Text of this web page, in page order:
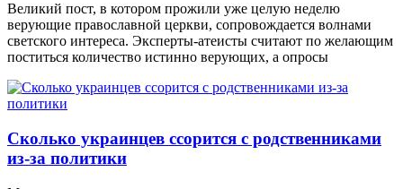
Великий пост, в котором прожили уже целую неделю
верующие православной церкви, сопровождается волнами
светского интереса. Эксперты-атеисты считают по желающим
поститься количество истинно верующих, а опросы
Сколько украинцев ссорится с родственниками
из-за политики